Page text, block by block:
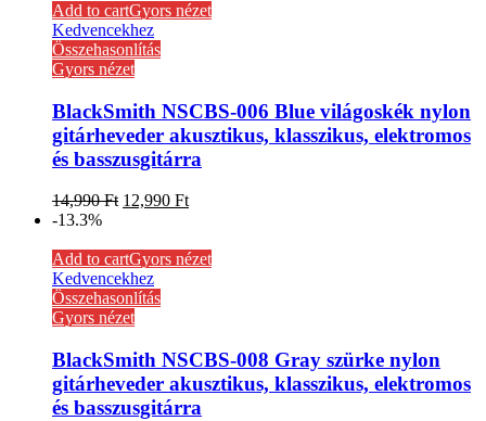
Add to cartGyors nézet
Kedvencekhez
Összehasonlítás
Gyors nézet
BlackSmith NSCBS-006 Blue világoskék nylon
gitárheveder akusztikus, klasszikus, elektromos
és basszusgitárra
14,990Ft 12,990 Ft
-13.3%
Add to cartGyors nézet
Kedvencekhez
Összehasonlítás
Gyors nézet
BlackSmith NSCBS-008 Gray szürke nylon
gitárheveder akusztikus, klasszikus, elektromos
és basszusgitárra